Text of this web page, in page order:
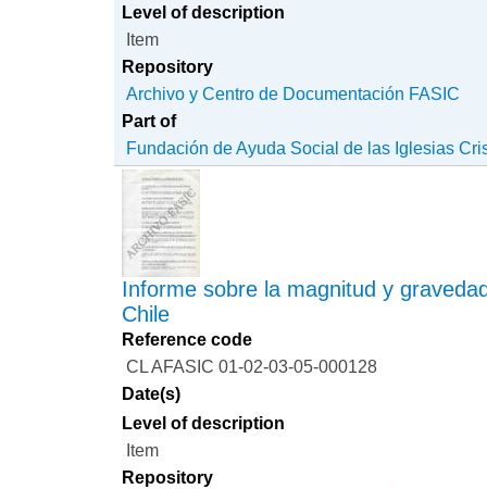
Level of description
Item
Repository
Archivo y Centro de Documentación FASIC
Part of
Fundación de Ayuda Social de las Iglesias
Informe sobre la magnitud y
Chile
Reference code
CL AFASIC 01-02-03-05-000128
Date(s)
Level of description
Item
Repository